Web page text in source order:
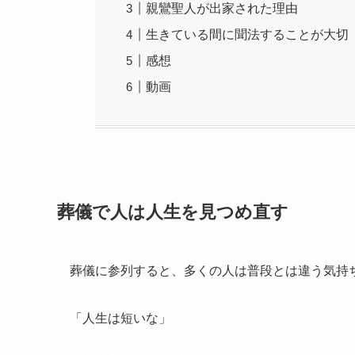
親鸞聖人が出家された理由
生きている間に聞法することが大切
感想
動画
葬儀で人は人生を見つめ直す
葬儀に参列すると、多くの人は普段とは違う気持
「人生は短いな」